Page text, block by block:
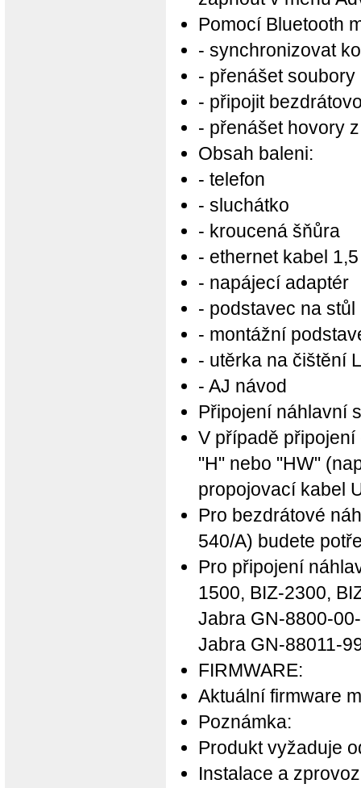
Pomocí Bluetooth
- synchronizovat
- přenášet soubory
- připojit
- přenášet hovory
Obsah baleni:
- telefon
- sluchátko
- kroucená šňůra
- ethernet kabel
- napájecí adaptér
- podstavec na stůl
- montážní
- utěrka na čištění
- AJ návod
Připojení náhlavní
V případě
"H" nebo "HW"
propojovací kabel
Pro bezdrátové
540/A) budete
Pro připojení
1500, BIZ-2300,
Jabra GN-8800-
Jabra GN-88011-
FIRMWARE:
Aktuální firmware
Poznámka:
Produkt vyžaduje
Instalace a